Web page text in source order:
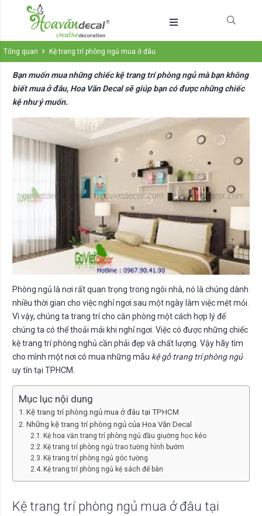
Tổng quan Kệ trang trí phòng ngủ mua ở đâu
Bạn muốn mua những chiếc kệ trang trí phòng ngủ mà bạn không
biết mua ở đâu, Hoa Văn Decal sẽ giúp bạn có được những chiếc
kệ như ý muốn.
Phòng ngủ là nơi rất quan trọng trong ngôi nhà, nó là chúng dành
nhiều thời gian cho việc nghỉ ngơi sau một ngày làm việc mệt mỏi.
Vì vậy, chúng ta trang trí cho căn phòng một cách hợp lý để
chúng ta có thể thoải mái khi nghỉ ngơi. Việc có được những chiếc
kệ trang trí phòng nghủ cần phải đẹp và chất lượng. Vậy hãy tìm
cho mình một nơi có mua những mẫu kệ gỗ trang trí phòng ngủ
uy tín tại TPHCM.
Mục lục nội dung
Kệ trang trí phòng ngủ mua ở đâu tại TPHCM
Những kệ trang trí phòng ngủ của Hoa Văn Decal
Kệ hoa văn trang trí phòng ngủ đầu giường học kéo
Kệ trang trí phòng ngủ trao tường hình bướm
Kệ trang trí phòng ngủ góc tường
Kệ trang trí phòng ngủ kệ sách để bàn
Kệ trang trí phòng ngủ mua ở đâu tại